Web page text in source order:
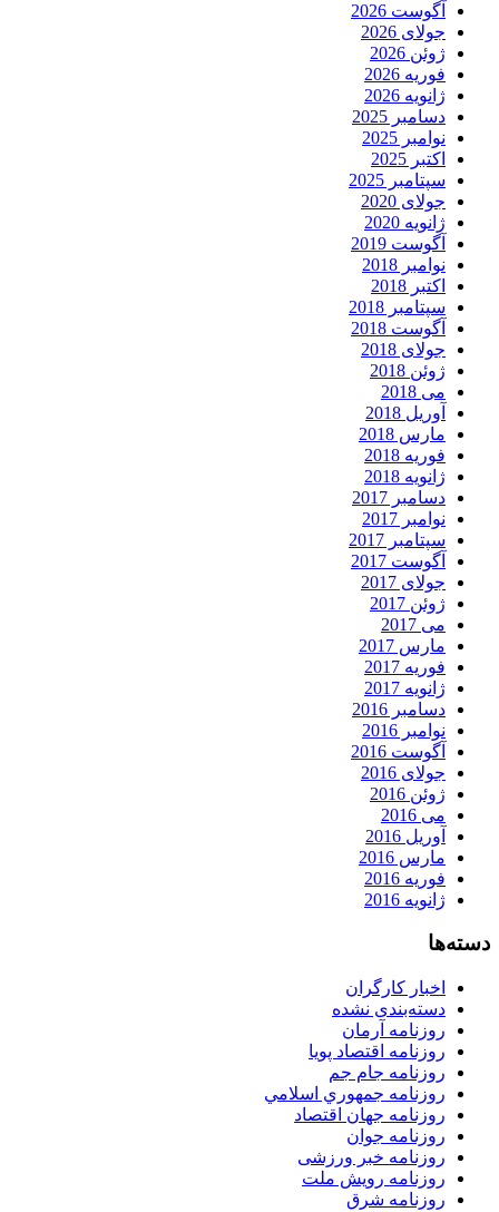
آگوست 2026
جولای 2026
ژوئن 2026
فوریه 2026
ژانویه 2026
دسامبر 2025
نوامبر 2025
اکتبر 2025
سپتامبر 2025
جولای 2020
ژانویه 2020
آگوست 2019
نوامبر 2018
اکتبر 2018
سپتامبر 2018
آگوست 2018
جولای 2018
ژوئن 2018
می 2018
آوریل 2018
مارس 2018
فوریه 2018
ژانویه 2018
دسامبر 2017
نوامبر 2017
سپتامبر 2017
آگوست 2017
جولای 2017
ژوئن 2017
می 2017
مارس 2017
فوریه 2017
ژانویه 2017
دسامبر 2016
نوامبر 2016
آگوست 2016
جولای 2016
ژوئن 2016
می 2016
آوریل 2016
مارس 2016
فوریه 2016
ژانویه 2016
دسته‌ها
اخبار کارگران
دسته‌بندی نشده
روزنامه آرمان
روزنامه اقتصاد پویا
روزنامه جام جم
روزنامه جمهوري اسلامي
روزنامه جهان اقتصاد
روزنامه جوان
روزنامه خبر ورزشى
روزنامه رویش ملت
روزنامه شرق